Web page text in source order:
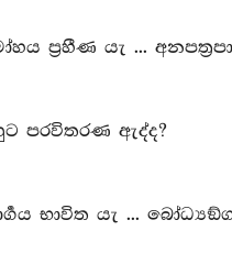
ප්‍රහීණ යැ ...
පරවිතරණ ඇද්ද?
භාවිත යැ ...